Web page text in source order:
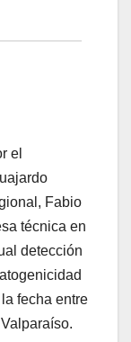
el
Fabio
técnica en
detección
fecha entre